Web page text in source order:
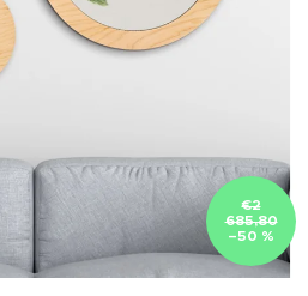
€2
685,80
–50 %